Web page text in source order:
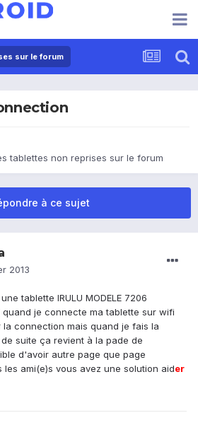
sur le forum
tablettes non reprises sur le forum
à ce sujet
2013
tablette IRULU MODELE 7206
quand je connecte ma tablette sur wifi
connection mais quand je fais la
suite ça revient à la pade de
d'avoir autre page que page
ami(e)s vous avez une solution aider